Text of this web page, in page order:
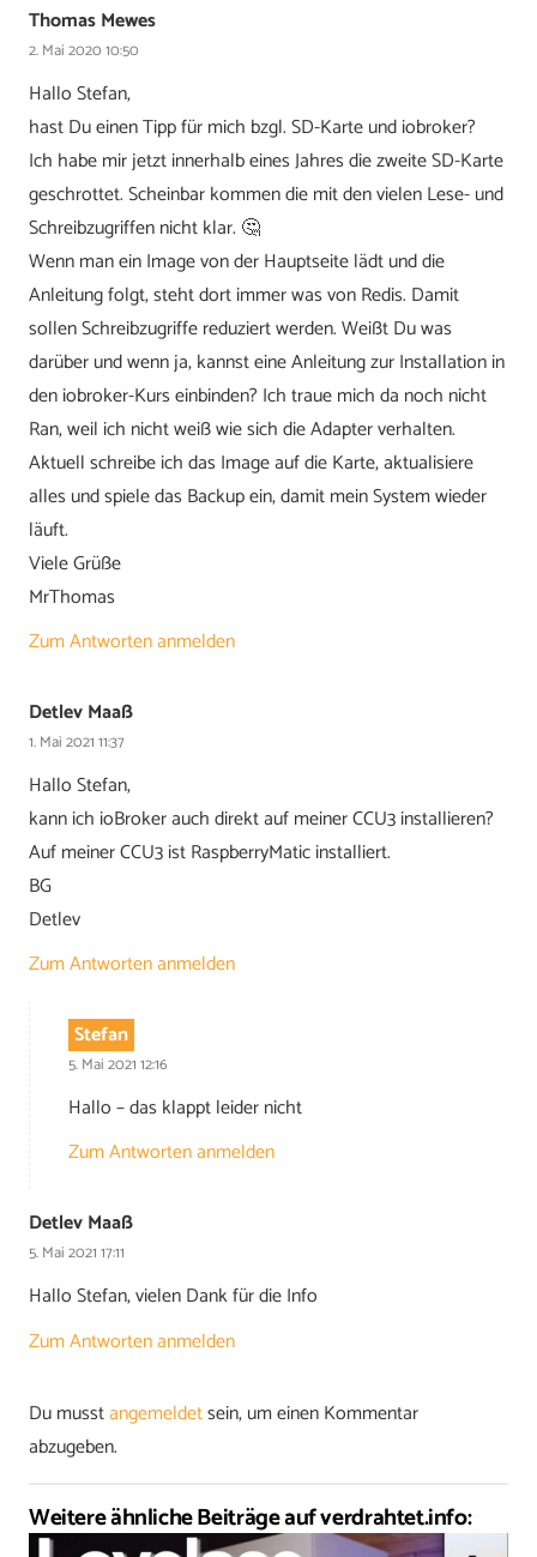
Thomas Mewes
2. Mai 2020 10:50
Hallo Stefan,
hast Du einen Tipp für mich bzgl. SD-Karte und iobroker?
Ich habe mir jetzt innerhalb eines Jahres die zweite SD-Karte
geschrottet. Scheinbar kommen die mit den vielen Lese- und
Schreibzugriffen nicht klar. 🤔
Wenn man ein Image von der Hauptseite lädt und die
Anleitung folgt, steht dort immer was von Redis. Damit
sollen Schreibzugriffe reduziert werden. Weißt Du was
darüber und wenn ja, kannst eine Anleitung zur Installation in
den iobroker-Kurs einbinden? Ich traue mich da noch nicht
Ran, weil ich nicht weiß wie sich die Adapter verhalten.
Aktuell schreibe ich das Image auf die Karte, aktualisiere
alles und spiele das Backup ein, damit mein System wieder
läuft.
Viele Grüße
MrThomas
Zum Antworten anmelden
Detlev Maaß
1. Mai 2021 11:37
Hallo Stefan,
kann ich ioBroker auch direkt auf meiner CCU3 installieren?
Auf meiner CCU3 ist RaspberryMatic installiert.
BG
Detlev
Zum Antworten anmelden
Stefan
5. Mai 2021 12:16
Hallo – das klappt leider nicht
Zum Antworten anmelden
Detlev Maaß
5. Mai 2021 17:11
Hallo Stefan, vielen Dank für die Info
Zum Antworten anmelden
Du musstangemeldetsein, um einen Kommentar
abzugeben.
Weitere ähnliche Beiträge auf verdrahtet.info: